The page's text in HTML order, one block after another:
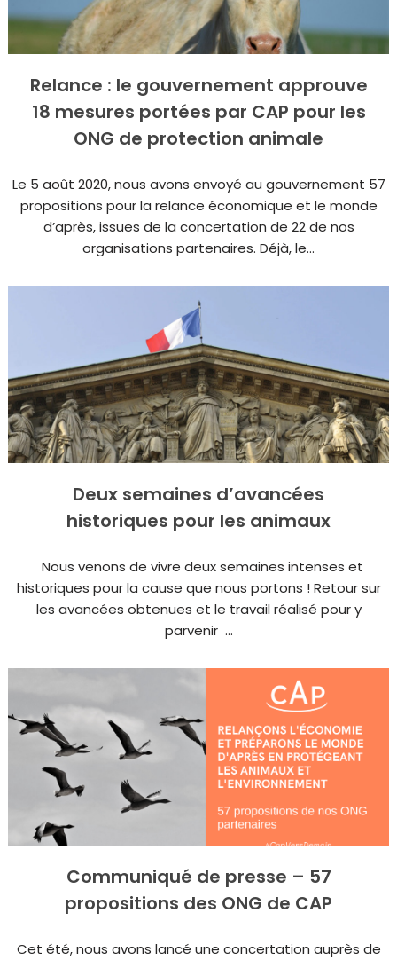
Relance : le gouvernement approuve
18 mesures portées par CAP pour les
ONG de protection animale
Le 5 août 2020, nous avons envoyé au gouvernement 57
propositions pour la relance économique et le monde
d’après, issues de la concertation de 22 de nos
organisations partenaires. Déjà, le...
Deux semaines d’avancées
historiques pour les animaux
Nous venons de vivre deux semaines intenses et
historiques pour la cause que nous portons ! Retour sur
les avancées obtenues et le travail réalisé pour y
parvenir ...
Communiqué de presse – 57
propositions des ONG de CAP
Cet été, nous avons lancé une concertation auprès de